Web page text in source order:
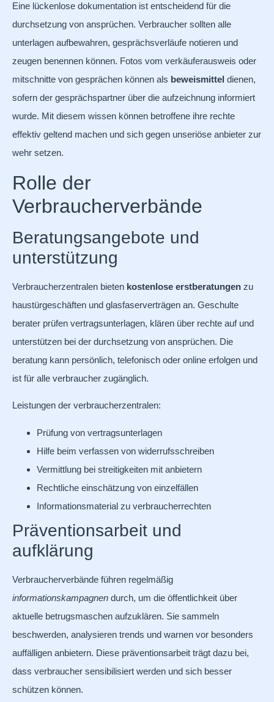
Eine lückenlose dokumentation ist entscheidend für die
durchsetzung von ansprüchen. Verbraucher sollten alle
unterlagen aufbewahren, gesprächsverläufe notieren und
zeugen benennen können. Fotos vom verkäuferausweis oder
mitschnitte von gesprächen können als beweismittel dienen,
sofern der gesprächspartner über die aufzeichnung informiert
wurde. Mit diesem wissen können betroffene ihre rechte
effektiv geltend machen und sich gegen unseriöse anbieter zur
wehr setzen.
Rolle der
Verbraucherverbände
Beratungsangebote und
unterstützung
Verbraucherzentralen bieten kostenlose erstberatungen zu
haustürgeschäften und glasfaserverträgen an. Geschulte
berater prüfen vertragsunterlagen, klären über rechte auf und
unterstützen bei der durchsetzung von ansprüchen. Die
beratung kann persönlich, telefonisch oder online erfolgen und
ist für alle verbraucher zugänglich.
Leistungen der verbraucherzentralen:
Prüfung von vertragsunterlagen
Hilfe beim verfassen von widerrufsschreiben
Vermittlung bei streitigkeiten mit anbietern
Rechtliche einschätzung von einzelfällen
Informationsmaterial zu verbraucherrechten
Präventionsarbeit und
aufklärung
Verbraucherverbände führen regelmäßig
informationskampagnen durch, um die öffentlichkeit über
aktuelle betrugsmaschen aufzuklären. Sie sammeln
beschwerden, analysieren trends und warnen vor besonders
auffälligen anbietern. Diese präventionsarbeit trägt dazu bei,
dass verbraucher sensibilisiert werden und sich besser
schützen können.